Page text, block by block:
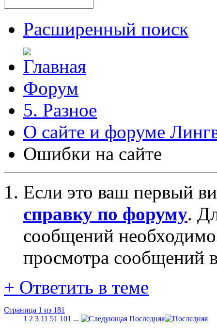
Расширенный поиск
Форум
5. Разное
О сайте и форуме
Ошибки на сайте
Если это ваш первый
справку по форуму.
сообщений
просмотра сообщений
+ Ответить в теме
Страница 1 из 181
1 2 3 11 51 101 ... Последняя